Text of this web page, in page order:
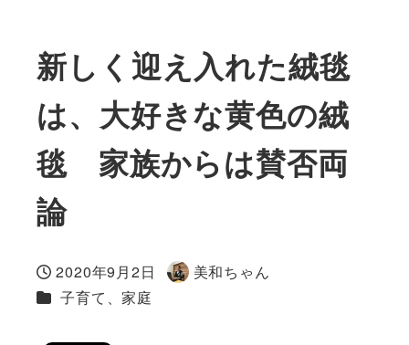
新しく迎え入れた絨毯
は、大好きな黄色の絨
毯 家族からは賛否両
論
投稿日
2020年9月2日
著
美和ちゃん
カテゴリー
子育て、家庭